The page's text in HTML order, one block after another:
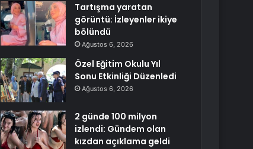
Tartışma yaratan
görüntü: İzleyenler ikiye
bölündü
Ağustos 6, 2026
Özel Eğitim Okulu Yıl
Sonu Etkinliği Düzenledi
Ağustos 6, 2026
2 günde 100 milyon
izlendi: Gündem olan
kızdan açıklama geldi